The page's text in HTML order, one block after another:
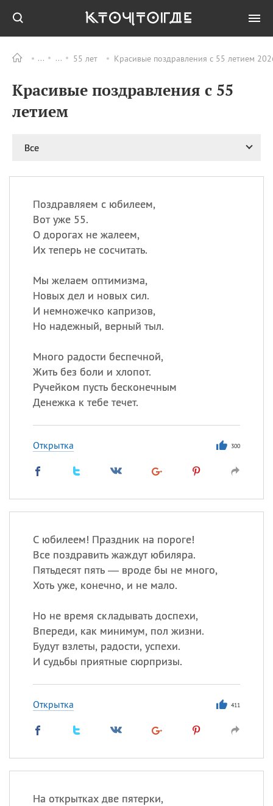
55 лет Красивые поздравления с 55 летием
Красивые поздравления с 55
летием
Все
Поздравляем с юбилеем,
Вот уже 55.
О дорогах не жалеем,
Их теперь не сосчитать.
Мы желаем оптимизма,
Новых дел и новых сил.
И немножечко капризов,
Но надежный, верный тыл.
Много радости беспечной,
Жить без боли и хлопот.
Ручейком пусть бесконечным
Денежка к тебе течет.
Открытка 300
С юбилеем! Праздник на пороге!
Все поздравить жаждут юбиляра.
Пятьдесят пять — вроде бы не много,
Хоть уже, конечно, и не мало.
Но не время складывать доспехи,
Впереди, как минимум, пол жизни.
Будут взлеты, радости, успехи.
И судьбы приятные сюрпризы.
Открытка 411
На открытках две пятерки,
ПРАЗДНИКИ Все
09.08 День памяти
Николая Чудотворца
11.08 День полета на
11.08
Сегодня празднуют именины
Герман
Анфиса
Посмотреть значение